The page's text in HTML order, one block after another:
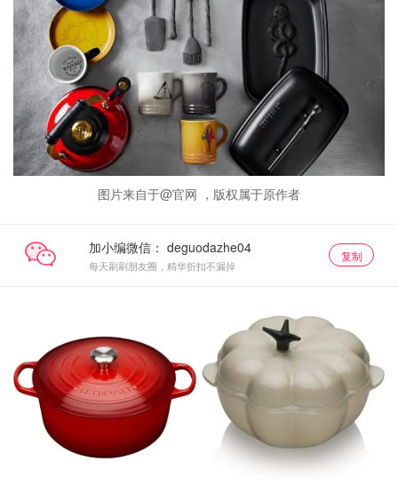
图片来自于@官网 ，版权属于原作者
加小编微信：
每天刷刷朋友圈，精华折扣不漏掉
复制